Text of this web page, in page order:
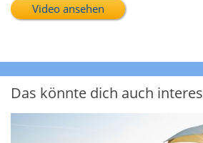
Video ansehen
Das könnte dich auch